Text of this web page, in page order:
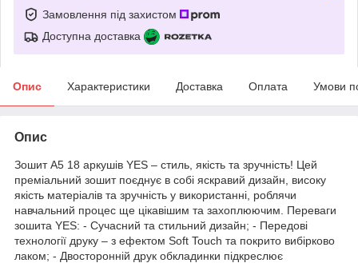
Замовлення під захистом
Доступна доставка
Опис Характеристики Доставка Оплата Умови
Опис
Зошит А5 18 аркушів YES – стиль, якість та зручність! Цей
преміальний зошит поєднує в собі яскравий дизайн, високу
якість матеріалів та зручність у використанні, роблячи
навчальний процес ще цікавішим та захоплюючим. Переваги
зошита YES: - Сучасний та стильний дизайн; - Передові
технології друку – з ефектом Soft Touch та покрито вибірково
лаком; - Двосторонній друк обкладинки підкреслює